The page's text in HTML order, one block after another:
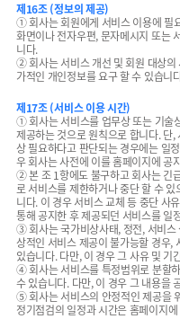
제16조 (정보의 제공)
① 회사는 회원에게 서비스 이용에 필
화면이나 전자우편, 문자메시지 또는
니다.
② 회사는 서비스 개선 및 회원 대상의
가적인 개인정보를 요구 할 수 있습니
제17조 (서비스 이용 시간)
① 회사는 서비스를 업무상 또는 기술
제공하는 것으로 원칙으로 합니다. 단
상 필요하다고 판단되는 경우에는 일
우 회사는 사전에 이를 홈페이지에 공
② 본 조 1항에도 불구하고 회사는 긴
로 서비스를 제한하거나 중단 할 수
니다. 이 경우 서비스 교체 등 중단 사
통해 공지한 후 제공되던 서비스를 일
③ 회사는 국가비상사태, 정전, 서비스
상적인 서비스 제공이 불가능할 경우,
있습니다. 다만, 이 경우 그 사유 및
④ 회사는 서비스를 특정범위로 분할
수 있습니다. 다만, 이 경우 그 내용을
⑤ 회사는 서비스의 안정적인 제공을
정기점검의 일정과 시간은 홈페이지